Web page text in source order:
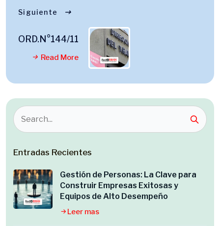
Siguiente
ORD.N°144/11
Read More
Entradas Recientes
Gestión de Personas: La Clave para
Construir Empresas Exitosas y
Equipos de Alto Desempeño
Leer mas